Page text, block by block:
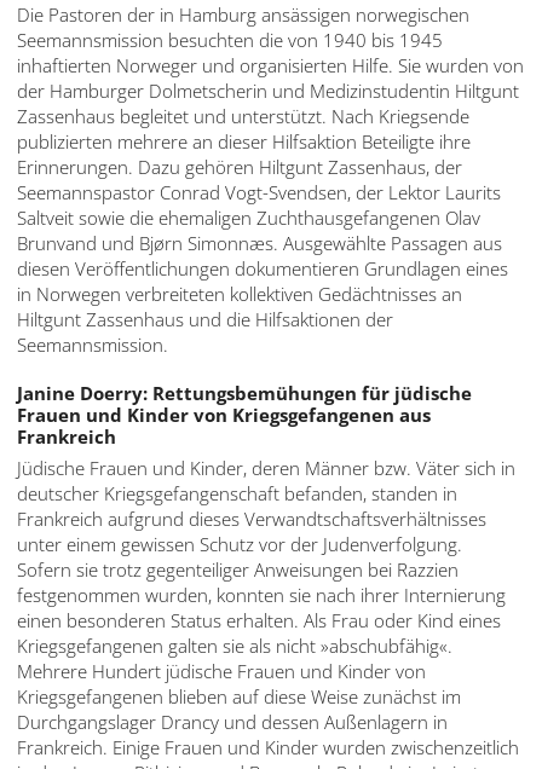
Die Pastoren der in Hamburg ansässigen norwegischen
Seemannsmission besuchten die von 1940 bis 1945
inhaftierten Norweger und organisierten Hilfe. Sie wurden von
der Hamburger Dolmetscherin und Medizinstudentin Hiltgunt
Zassenhaus begleitet und unterstützt. Nach Kriegsende
publizierten mehrere an dieser Hilfsaktion Beteiligte ihre
Erinnerungen. Dazu gehören Hiltgunt Zassenhaus, der
Seemannspastor Conrad Vogt-Svendsen, der Lektor Laurits
Saltveit sowie die ehemaligen Zuchthausgefangenen Olav
Brunvand und Bjørn Simonnæs. Ausgewählte Passagen aus
diesen Veröffentlichungen dokumentieren Grundlagen eines
in Norwegen verbreiteten kollektiven Gedächtnisses an
Hiltgunt Zassenhaus und die Hilfsaktionen der
Seemannsmission.
Janine Doerry: Rettungsbemühungen für jüdische
Frauen und Kinder von Kriegsgefangenen aus
Frankreich
Jüdische Frauen und Kinder, deren Männer bzw. Väter sich in
deutscher Kriegsgefangenschaft befanden, standen in
Frankreich aufgrund dieses Verwandtschaftsverhältnisses
unter einem gewissen Schutz vor der Judenverfolgung.
Sofern sie trotz gegenteiliger Anweisungen bei Razzien
festgenommen wurden, konnten sie nach ihrer Internierung
einen besonderen Status erhalten. Als Frau oder Kind eines
Kriegsgefangenen galten sie als nicht »abschubfähig«.
Mehrere Hundert jüdische Frauen und Kinder von
Kriegsgefangenen blieben auf diese Weise zunächst im
Durchgangslager Drancy und dessen Außenlagern in
Frankreich. Einige Frauen und Kinder wurden zwischenzeitlich